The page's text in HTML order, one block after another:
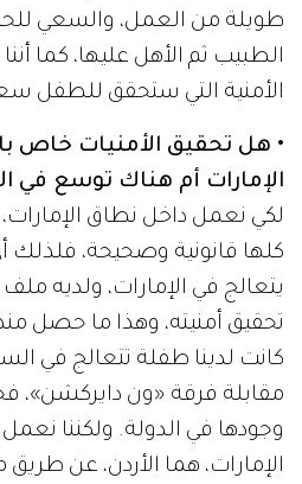
طويلة من العمل، والسعي
الطبيب ثم الأهل عليها، كما
الأمنية التي ستحقق للطفل
• هل تحقيق الأمنيات خاص
الإمارات أم هناك توسع في
لكي نعمل داخل نطاق
كلها قانونية وصحيحة، فلذلك
يتعالج في الإمارات، ولديه
تحقيق أمنيته، وهذا ما حصل
كانت لدينا طفلة تتعالج في
مقابلة فرقة «ون دايركشن»،
وجودها في الدولة. ولكننا
الإمارات، هما الأردن، عن